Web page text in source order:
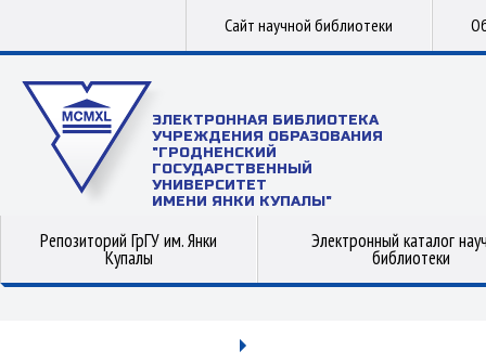
Сайт научной библиотеки
ЭЛЕКТРОННАЯ БИБЛИОТЕКА
УЧРЕЖДЕНИЯ ОБРАЗОВАНИЯ
"ГРОДНЕНСКИЙ
ГОСУДАРСТВЕННЫЙ
УНИВЕРСИТЕТ
ИМЕНИ ЯНКИ КУПАЛЫ"
Репозиторий ГрГУ им. Янки
Купалы
Электронный каталог
библиотеки